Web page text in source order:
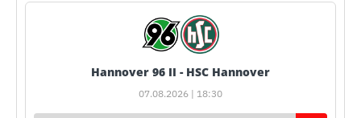
Hannover 96 II - HSC Hannover
07.08.2026 | 18:30